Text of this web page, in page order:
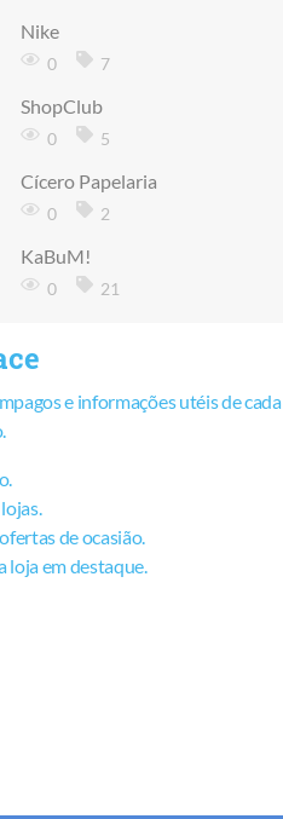
Nike
0 7
ShopClub
0 5
Cícero Papelaria
0 2
KaBuM!
0 21
e informações utéis de cada
de ocasião.
loja em destaque.